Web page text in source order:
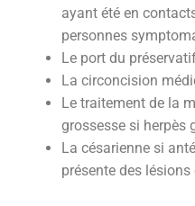
ayant été en
personnes
Le port du
La circoncision
Le traitement de la
grossesse si herpès
La césarienne si
présente des